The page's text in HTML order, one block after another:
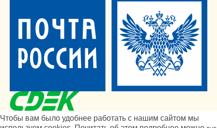
Чтобы вам было удобнее работать с нашим сайтом мы